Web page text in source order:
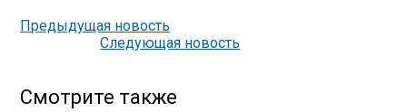
Предыдущая новость
Следующая новость
Смотрите также